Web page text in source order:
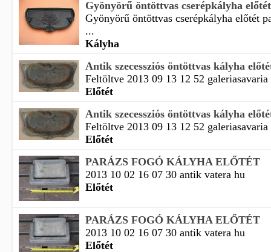
Gyönyörű öntöttvas cserépkályha
Gyönyörű öntöttvas cserépkályha előtét
...
Kályha
Antik szecessziós öntöttvas kályha
Feltöltve 2013 09 13 12 52 galeriasavaria
Előtét
Antik szecessziós öntöttvas kályha
Feltöltve 2013 09 13 12 52 galeriasavaria
Előtét
PARÁZS FOGÓ KÁLYHA ELŐTÉT
2013 10 02 16 07 30 antik vatera hu
Előtét
PARÁZS FOGÓ KÁLYHA ELŐTÉT
2013 10 02 16 07 30 antik vatera hu
Előtét